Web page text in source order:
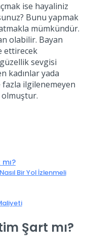
ise hayaliniz
Bunu yapmak
mümkündür.
olabilir. Bayan
ettirecek
sevgisi
kadınlar yada
ilgilenemeyen
olmuştur.
Bir Yol İzlenmeli
Şart mı?